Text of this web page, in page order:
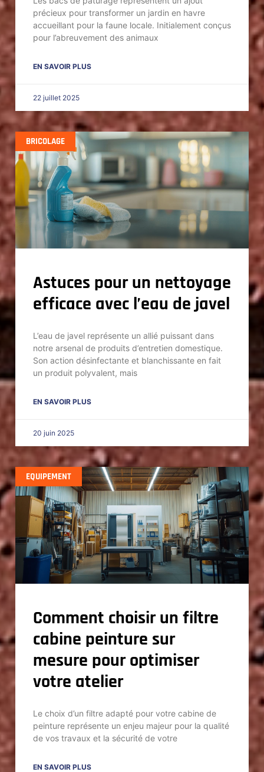
précieux pour transformer un jardin en havre
accueillant pour la faune locale. Initialement conçus
pour l’abreuvement des animaux
EN SAVOIR PLUS
22 juillet 2025
BRICOLAGE
Astuces pour un nettoyage
efficace avec l’eau de javel
L’eau de javel représente un allié puissant dans
notre arsenal de produits d’entretien domestique.
Son action désinfectante et blanchissante en fait
un produit polyvalent, mais
EN SAVOIR PLUS
20 juin 2025
EQUIPEMENT
Comment choisir un filtre
cabine peinture sur
mesure pour optimiser
votre atelier
Le choix d’un filtre adapté pour votre cabine de
peinture représente un enjeu majeur pour la qualité
de vos travaux et la sécurité de votre
EN SAVOIR PLUS